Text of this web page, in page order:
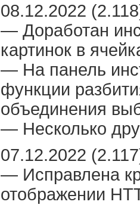
08.12.2022
— Доработан
картинок в
— На панель
функции
объединения
— Несколько
07.12.2022
— Исправлена
отображении